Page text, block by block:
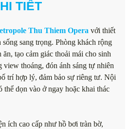
TIẾT
Thu Thiem Opera với thiết
sang trọng. Phòng khách rộng
tạo cảm giác thoải mái cho sinh
view thoáng, đón ánh sáng tự nhiên
trí hợp lý, đảm bảo sự riêng tư. Nội
thể dọn vào ở ngay hoặc khai thác
ích cao cấp như hồ bơi tràn bờ,